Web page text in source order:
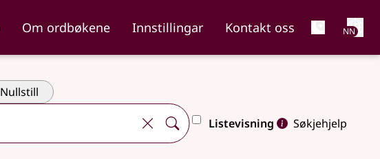
Om ordbøkene Innstillingar Kontakt oss NN
Nullstill
Listevisning Søkjehjelp